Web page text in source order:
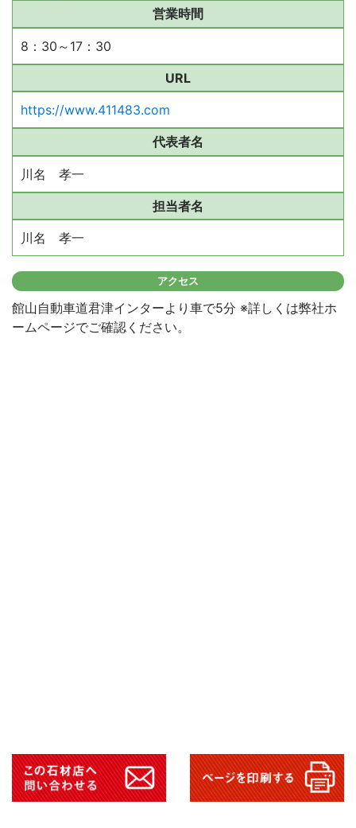
営業時間
8：30～17：30
URL
https://www.411483.com
代表者名
川名 孝一
担当者名
川名 孝一
アクセス
館山自動車道君津インターより車で5分 ※詳しくは弊社ホ
ームページでご確認ください。